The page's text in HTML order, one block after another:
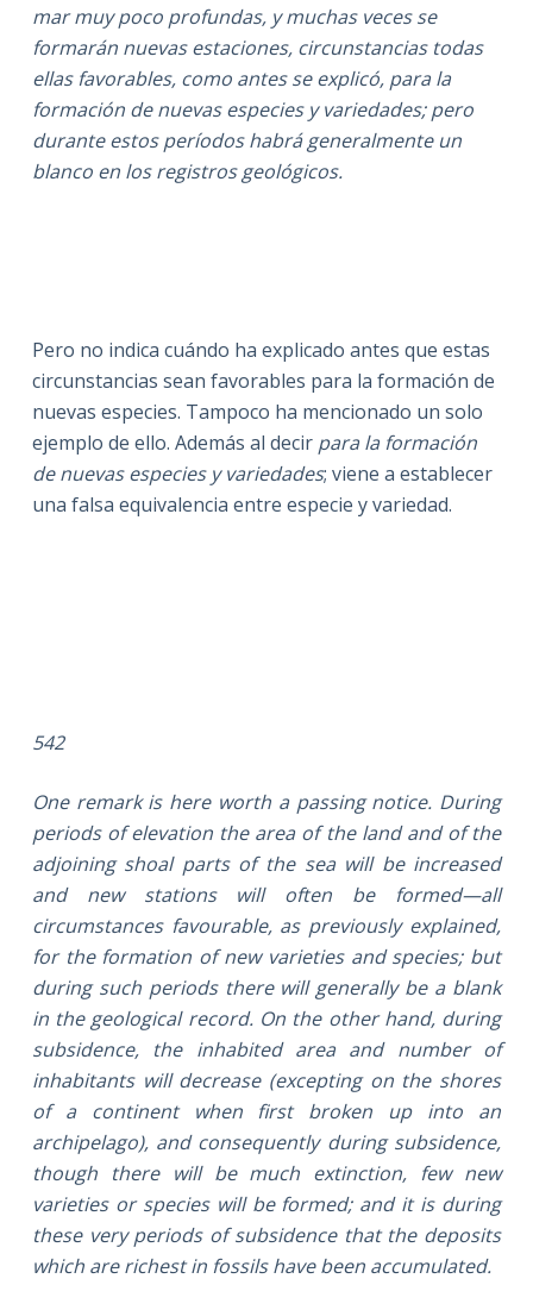
mar muy poco profundas, y muchas veces se
formarán nuevas estaciones, circunstancias todas
ellas favorables, como antes se explicó, para la
formación de nuevas especies y variedades; pero
durante estos períodos habrá generalmente un
blanco en los registros geológicos.
Pero no indica cuándo ha explicado antes que estas
circunstancias sean favorables para la formación de
nuevas especies. Tampoco ha mencionado un solo
ejemplo de ello. Además al decir para la formación
de nuevas especies y variedades; viene a establecer
una falsa equivalencia entre especie y variedad.
542
One remark is here worth a passing notice. During
periods of elevation the area of the land and of the
adjoining shoal parts of the sea will be increased
and new stations will often be formed—all
circumstances favourable, as previously explained,
for the formation of new varieties and species; but
during such periods there will generally be a blank
in the geological record. On the other hand, during
subsidence, the inhabited area and number of
inhabitants will decrease (excepting on the shores
of a continent when first broken up into an
archipelago), and consequently during subsidence,
though there will be much extinction, few new
varieties or species will be formed; and it is during
these very periods of subsidence that the deposits
which are richest in fossils have been accumulated.